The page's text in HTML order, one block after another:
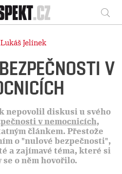
Respekt
Lukáš Jelínek
V
nepovolil diskusi u svého
v nemocnicích,
článkem. Přestože
o "nulové bezpečnosti",
a zajímavé téma, které si
se o něm hovořilo.